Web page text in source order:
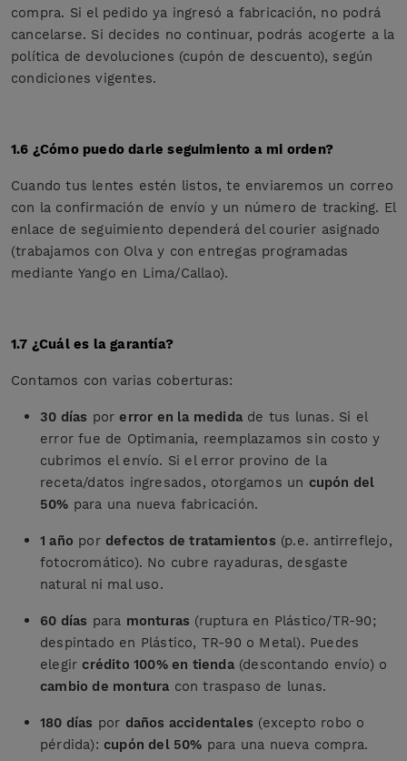
compra. Si el pedido ya ingresó a fabricación, no podrá
cancelarse. Si decides no continuar, podrás acogerte a la
política de devoluciones (cupón de descuento), según
condiciones vigentes.
1.6 ¿Cómo puedo darle seguimiento a mi orden?
Cuando tus lentes estén listos, te enviaremos un correo
con la confirmación de envío y un número de tracking. El
enlace de seguimiento dependerá del courier asignado
(trabajamos con Olva y con entregas programadas
mediante Yango en Lima/Callao).
1.7 ¿Cuál es la garantía?
Contamos con varias coberturas:
30 días porerror en la medida de tus lunas. Si el
error fue de Optimania, reemplazamos sin costo y
cubrimos el envío. Si el error provino de la
receta/datos ingresados, otorgamos un cupón del
50% para una nueva fabricación.
1 año por defectos de tratamientos (p.e. antirreflejo,
fotocromático). No cubre rayaduras, desgaste
natural ni mal uso.
60 días para monturas (ruptura en Plástico/TR-90;
despintado en Plástico, TR-90 o Metal). Puedes
elegircrédito 100% en tienda(descontando envío) o
cambio de montura con traspaso de lunas.
180 días por daños accidentales (excepto robo o
pérdida): cupón del 50% para una nueva compra.